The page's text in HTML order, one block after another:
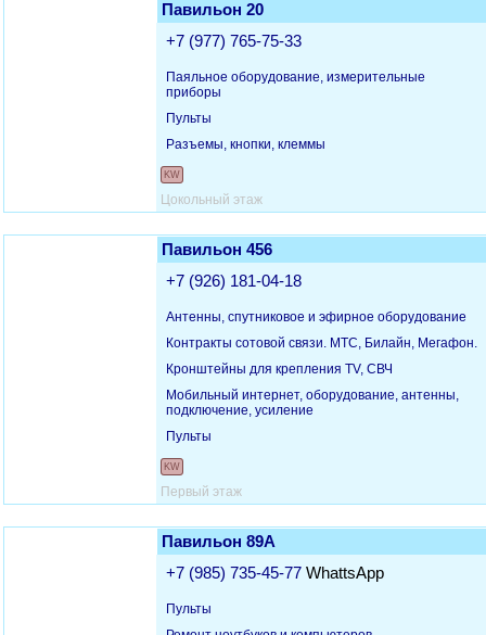
Павильон 20
+7 (977) 765-75-33
Паяльное оборудование, измерительные
приборы
Пульты
Разъемы, кнопки, клеммы
KW
Цокольный этаж
Павильон 456
+7 (926) 181-04-18
Антенны, спутниковое и эфирное оборудование
Контракты сотовой связи. МТС, Билайн, Мегафон.
Кронштейны для крепления TV, СВЧ
Мобильный интернет, оборудование, антенны,
подключение, усиление
Пульты
KW
Первый этаж
Павильон 89А
+7 (985) 735-45-77 WhattsApp
Пульты